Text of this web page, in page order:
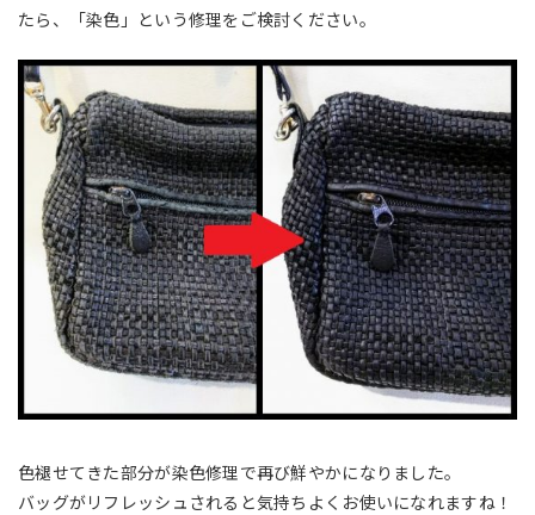
たら、「染色」という修理をご検討ください。
色褪せてきた部分が染色修理で再び鮮やかになりました。
バッグがリフレッシュされると気持ちよくお使いになれますね！